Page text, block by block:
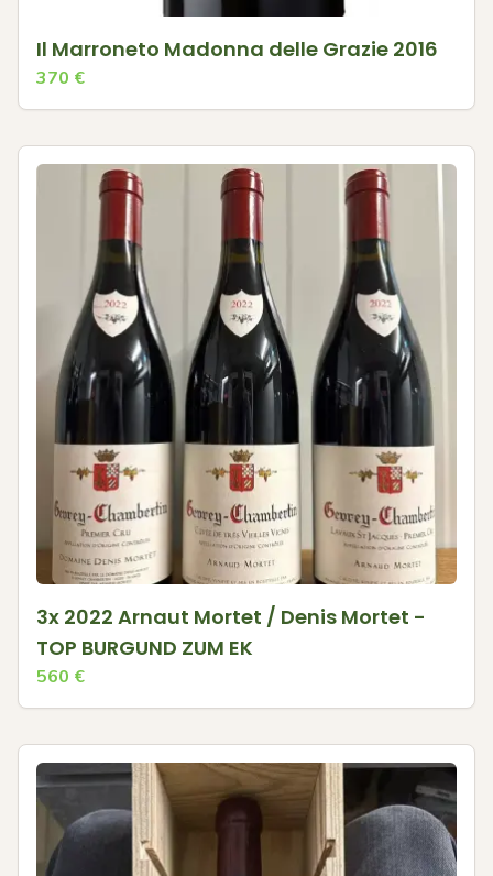
Il Marroneto Madonna delle Grazie 2016
370 €
3x 2022 Arnaut Mortet / Denis Mortet -
TOP BURGUND ZUM EK
560 €